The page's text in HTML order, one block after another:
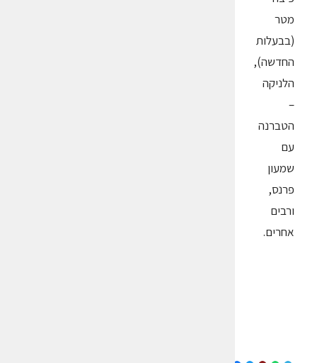
מטר
(בבעלות
החדשה),
הלניקה
–
הטברנה
עם
שמעון
פרנס,
ורבים
אחרים.